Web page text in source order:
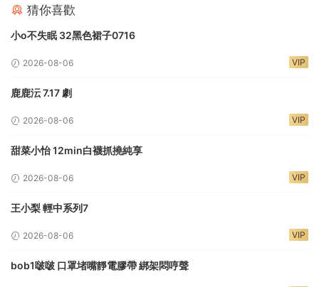
猜你喜歡
小o不失眠 32黑色裙子0716
2026-08-06 VIP
鹿鹿沄 7.17 劇
2026-08-06 VIP
甜菜小怡 12min白襪抓撓純享
2026-08-06 VIP
王小梨 輕中系列7
2026-08-06 VIP
bob1啵啵 口罩堵嘴靜電膠帶 綁架悶哼聲